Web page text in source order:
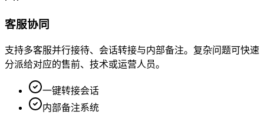
客服协同
支持多客服并行接待、会话转接与内部备注。复杂问题可快速
分派给对应的售前、技术或运营人员。
一键转接会话
内部备注系统